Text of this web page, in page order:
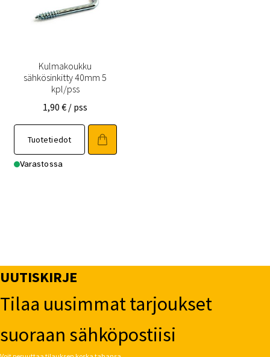
Kulmakoukku
sähkösinkitty 40mm 5
kpl/pss
1,90€ / pss
Tuotetiedot
Varastossa
UUTISKIRJE
Tilaa uusimmat tarjoukset
suoraan sähköpostiisi